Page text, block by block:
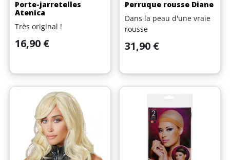
Porte-jarretelles
Atenica
Très original !
Prix
16,90 €
Perruque rousse Diane
Dans la peau d'une vraie
rousse
Prix
31,90 €